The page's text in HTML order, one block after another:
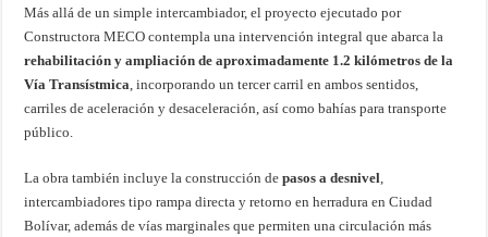
Más allá de un simple intercambiador, el proyecto ejecutado por
Constructora MECO contempla una intervención integral que abarca la
rehabilitación y ampliación de aproximadamente 1.2 kilómetros de la
Vía Transístmica, incorporando un tercer carril en ambos sentidos,
carriles de aceleración y desaceleración, así como bahías para transporte
público.
La obra también incluye la construcción depasos a desnivel,
intercambiadores tipo rampa directa y retorno en herradura en Ciudad
Bolívar, además de vías marginales que permiten una circulación más